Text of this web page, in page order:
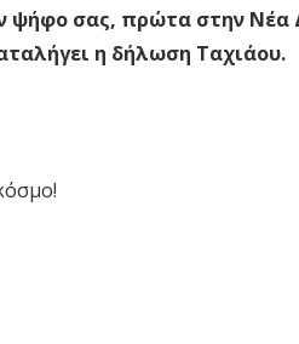
ψήφο σας, πρώτα στην Νέα
η δήλωση Ταχιάου.